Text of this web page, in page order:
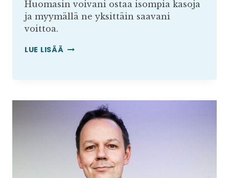
Huomasin voivani ostaa isompia kasoja
ja myymällä ne yksittäin saavani
voittoa.
LUE LISÄÄ VUODEN
VERKKOKAUPPIAASEEN